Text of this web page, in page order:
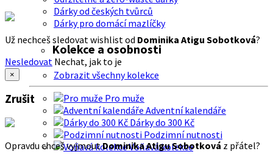
Dárky od českých tvůrců
Dárky pro domácí mazlíčky
Kolekce a osobnosti
Zobrazit všechny kolekce
Pro muže
Adventní kalendáře
Dárky do 300 Kč
Podzimní nutnosti
Voňavá kolekce
Už nechceš sledovat wishlist od Dominika Atigu Sobotková?
Nesledovat Nechat, jak to je
×
Zrušit
Opravdu chceš vyjmoutDominika Atigu Sobotková z přátel?